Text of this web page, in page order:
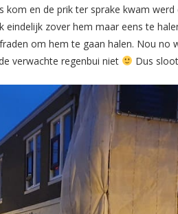
kom en de prik ter sprake kwam
zover hem maar eens te
om hem te gaan halen. Nou no
verwachte regenbui niet
Dus